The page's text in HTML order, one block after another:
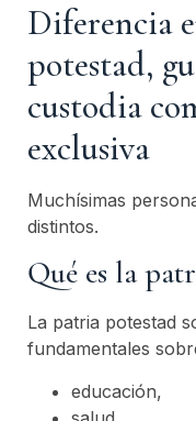
Diferencia
potestad,
custodia
exclusiva
Muchísimas
distintos.
Qué es la
La patria potestad
fundamentales
educación,